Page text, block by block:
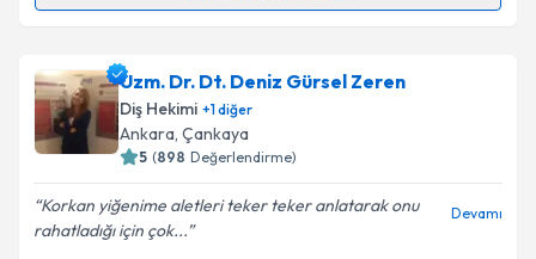
takvim hazırlandığında e-posta ile bilgilendireceğiz.
E-posta Adresiniz
Kişisel verilerimin işlenmesine ilişkin
Uzm. Dr. Dt. Deniz Gürsel Zeren
Diş Hekimi +1diğer
Ankara, Çankaya
5 (898 Değerlendirme)
Korkan yiğenime aletleri teker teker anlatarak onu
rahatladığı için çok...
Devamı